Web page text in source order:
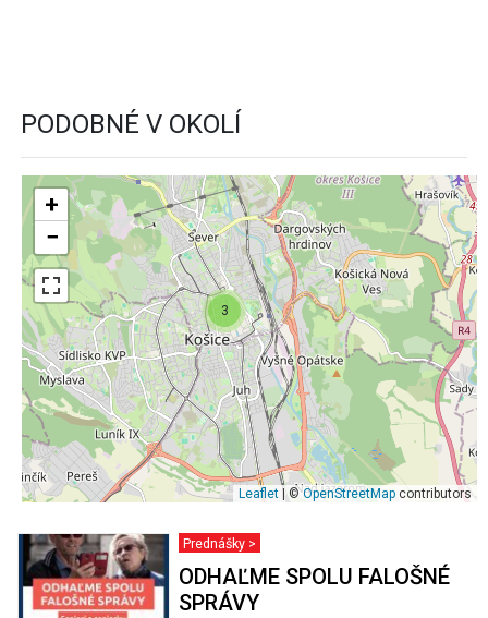
PODOBNÉ V OKOLÍ
3
+
−
Leaflet | ©OpenStreetMap contributors
Prednášky >
ODHAĽME SPOLU FALOŠNÉ
SPRÁVY